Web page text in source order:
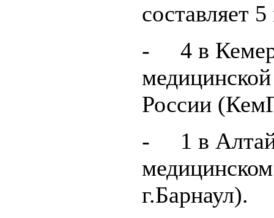
составляет
- 4 в
России
- 1 в
г.Барнаул).